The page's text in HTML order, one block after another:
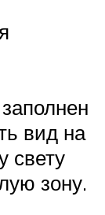
вид на
свету
зону.